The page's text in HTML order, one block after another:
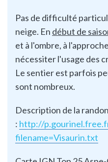
Pas de difficulté
neige. En début de
et à l'ombre, à
nécessiter l'usage des
Le sentier est parfois
sont nombreux.
Description de la
: http://
filename=Visaurin.txt